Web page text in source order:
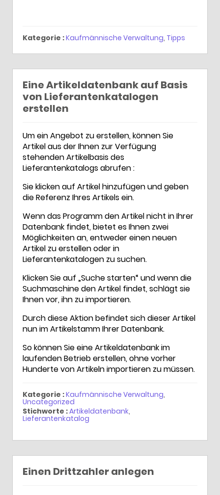
Kategorie :Kaufmännische Verwaltung, Tipps
Eine Artikeldatenbank auf Basis
von Lieferantenkatalogen
erstellen
Um ein Angebot zu erstellen, können Sie
Artikel aus der Ihnen zur Verfügung
stehenden Artikelbasis des
Lieferantenkatalogs abrufen :
Sie klicken auf Artikel hinzufügen und geben
die Referenz Ihres Artikels ein.
Wenn das Programm den Artikel nicht in Ihrer
Datenbank findet, bietet es Ihnen zwei
Möglichkeiten an, entweder einen neuen
Artikel zu erstellen oder in
Lieferantenkatalogen zu suchen.
Klicken Sie auf „Suche starten“ und wenn die
Suchmaschine den Artikel findet, schlägt sie
Ihnen vor, ihn zu importieren.
Durch diese Aktion befindet sich dieser Artikel
nun im Artikelstamm Ihrer Datenbank.
So können Sie eine Artikeldatenbank im
laufenden Betrieb erstellen, ohne vorher
Hunderte von Artikeln importieren zu müssen.
Kategorie :Kaufmännische Verwaltung,
Uncategorized
Stichworte :Artikeldatenbank,
Lieferantenkatalog
Einen Drittzahler anlegen